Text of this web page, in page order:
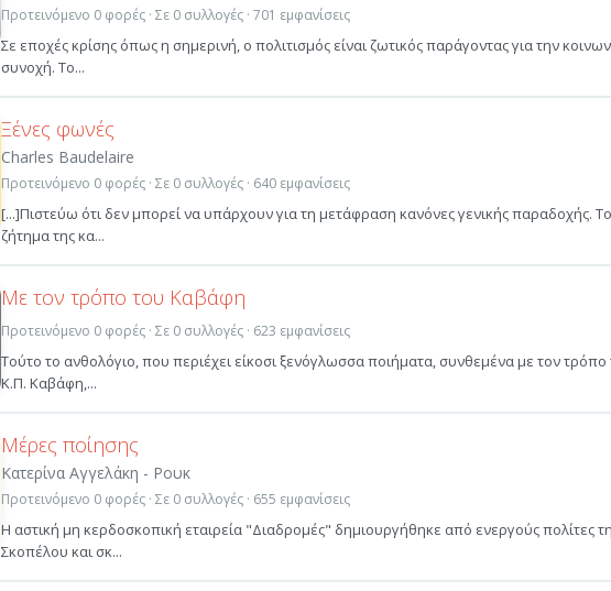
Προτεινόμενο 0 φορές · Σε 0 συλλογές · 701 εμφανίσεις
Σε εποχές κρίσης όπως η σημερινή, ο πολιτισμός είναι ζωτικός παράγοντας για την
συνοχή. Τo...
Ξένες φωνές
Charles Baudelaire
Προτεινόμενο 0 φορές · Σε 0 συλλογές · 640 εμφανίσεις
[...]Πιστεύω ότι δεν μπορεί να υπάρχουν για τη μετάφραση κανόνες γενικής παραδοχής. Το
ζήτημα της κα...
Με τον τρόπο του Καβάφη
Προτεινόμενο 0 φορές · Σε 0 συλλογές · 623 εμφανίσεις
Τούτο το ανθολόγιο, που περιέχει είκοσι ξενόγλωσσα ποιήματα, συνθεμένα με τον τρόπο
Κ.Π. Καβάφη,...
Μέρες ποίησης
Κατερίνα Αγγελάκη - Ρουκ
Προτεινόμενο 0 φορές · Σε 0 συλλογές · 655 εμφανίσεις
Η αστική μη κερδοσκοπική εταιρεία "Διαδρομές" δημιουργήθηκε από ενεργούς πολίτες
Σκοπέλου και σκ...